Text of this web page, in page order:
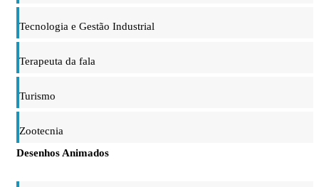
Tecnologia e Gestão Industrial
Terapeuta da fala
Turismo
Zootecnia
Desenhos Animados